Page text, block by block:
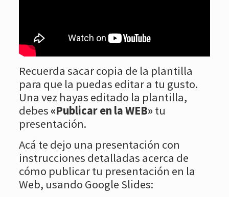
Recuerda sacar copia de la plantilla
para que la puedas editar a tu gusto.
Una vez hayas editado la plantilla,
debes «Publicar en la WEB» tu
presentación.
Acá te dejo una presentación con
instrucciones detalladas acerca de
cómo publicar tu presentación en la
Web, usando Google Slides: